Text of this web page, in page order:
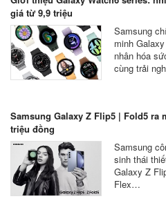
giá từ 9,9 triệu
Samsung
minh
nhân hóa
cùng trải
Samsung Galaxy Z Flip5 | Fold5 ra
triệu đồng
Samsung
sinh thái
Galaxy Z
Flex…